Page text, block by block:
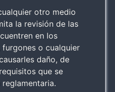
otro medio
la revisión de las
en los
o cualquier
daño, de
que se